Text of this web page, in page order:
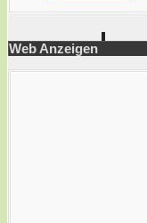
Web Anzeigen